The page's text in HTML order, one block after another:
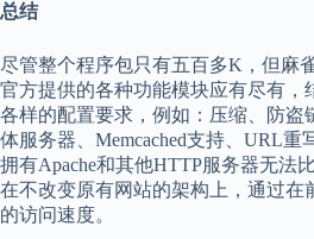
总结
尽管整个程序包只有五百多K，但麻
官方提供的各种功能模块应有尽有，
各样的配置要求，例如：压缩、防盗
体服务器、Memcached支持、URL
拥有Apache和其他HTTP服务器无法
在不改变原有网站的架构上，通过在
的访问速度。